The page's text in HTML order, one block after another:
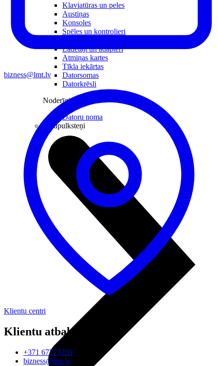
Klaviatūras un peles
Austiņas
Konsoles
Spēles un kontrolieri
Lādētāji un adapteri
Atmiņas kartes
Tīkla iekārtas
Datorsomas
Datorkrēsli
Noderīgi
Datoru noma
Viedpulksteņi
bizness@lmt.lv
Klientu centri
Klientu atbalsts
+371 67773700
bizness@lmt.lv